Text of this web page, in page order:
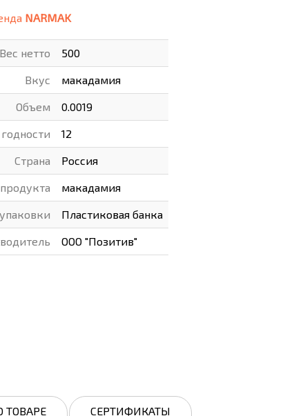
И ОСВЕЩЕНИЕ
NARMAK
Вес нетто 500
Вкус макадамия
Объем 0.0019
12
Страна Россия
макадамия
Пластиковая банка
ООО "Позитив"
ТОВАРЕ СЕРТИФИКАТЫ